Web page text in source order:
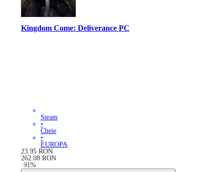
Kingdom Come: Deliverance PC
Steam
•
Cheie
•
EUROPA
23.95 RON
262.08 RON
-91%